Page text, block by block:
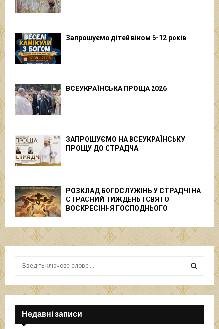
Запрошуємо дітей віком 6-12 років
ВСЕУКРАЇНСЬКА ПРОЩА 2026
ЗАПРОШУЄМО НА ВСЕУКРАЇНСЬКУ
ПРОЩУ ДО СТРАДЧА
РОЗКЛАД БОГОСЛУЖІНЬ У СТРАДЧІ НА
СТРАСНИЙ ТИЖДЕНЬ І СВЯТО
ВОСКРЕСІННЯ ГОСПОДНЬОГО
f
S
E
A
Недавні записи